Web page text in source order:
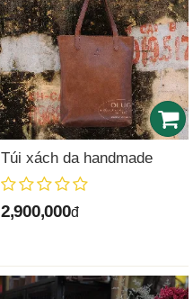
Túi xách da handmade
2,900,000đ